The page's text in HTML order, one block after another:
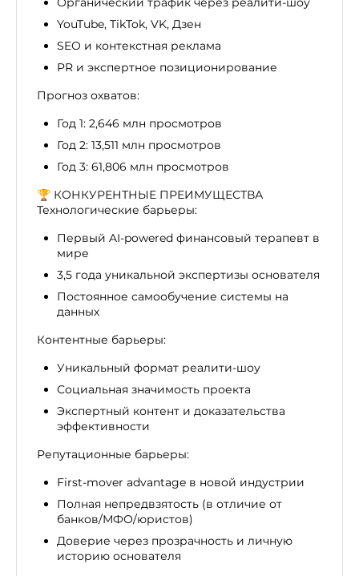
YouTube, TikTok, VK, Дзен
SEO и контекстная реклама
PR и экспертное позиционирование
Прогноз охватов:
Год 1: 2,646 млн просмотров
Год 2: 13,511 млн просмотров
Год 3: 61,806 млн просмотров
🏆 КОНКУРЕНТНЫЕ ПРЕИМУЩЕСТВА
Технологические барьеры:
Первый AI-powered финансовый терапевт в
мире
3,5 года уникальной экспертизы основателя
Постоянное самообучение системы на
данных
Контентные барьеры:
Уникальный формат реалити-шоу
Социальная значимость проекта
Экспертный контент и доказательства
эффективности
Репутационные барьеры:
First-mover advantage в новой индустрии
Полная непредвзятость (в отличие от
банков/МФО/юристов)
Доверие через прозрачность и личную
историю основателя